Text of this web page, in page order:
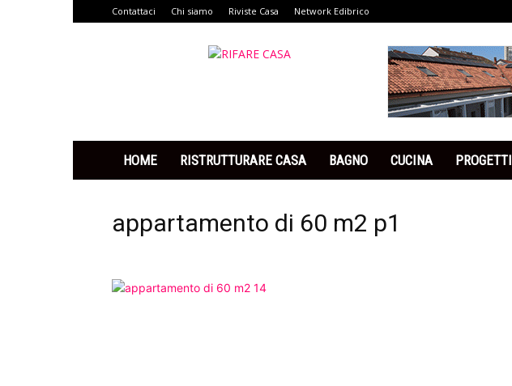
Contattaci Chi siamo Riviste Casa Network Edibrico
HOME RISTRUTTURARE CASA BAGNO CUCINA PROGETTI
appartamento di 60 m2 p1